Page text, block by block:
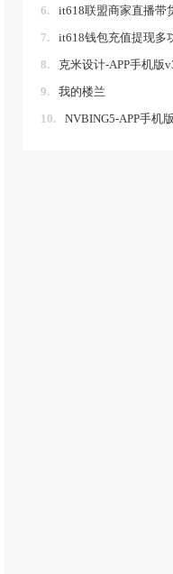
6.
it618联盟商家直播带货社区拼
7.
it618钱包充值提现多功能生
8.
克米设计-APP手机版
9.
我的楼兰
10.
NVBING5-APP手机版